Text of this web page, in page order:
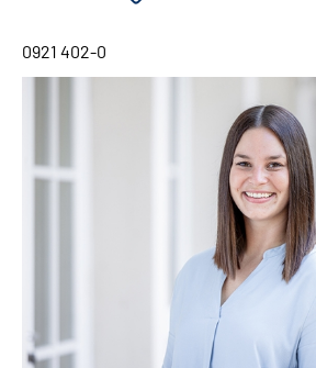
0921 402-0